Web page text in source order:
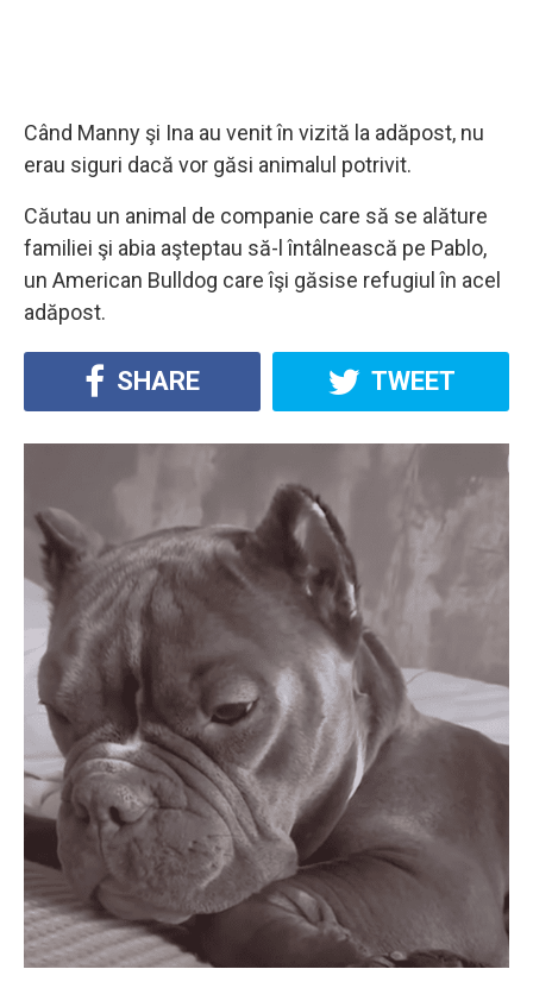
Când Manny şi Ina au venit în vizită la adăpost, nu
erau siguri dacă vor găsi animalul potrivit.
Căutau un animal de companie care să se alăture
familiei şi abia aşteptau să-l întâlnească pe Pablo,
un American Bulldog care îşi găsise refugiul în acel
adăpost.
SHARE TWEET